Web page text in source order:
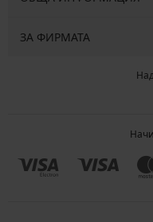
ЗА ФИРМАТА